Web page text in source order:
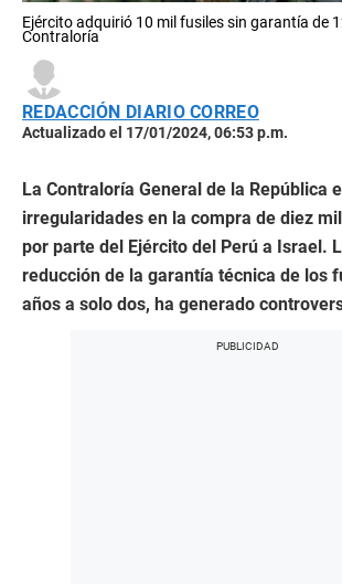
Ejército adquirió 10 mil fusiles sin garantía de
Contraloría
REDACCIÓN DIARIO CORREO
Actualizado el 17/01/2024, 06:53 p.m.
La Contraloría General de la República
irregularidades en la compra de diez
por parte del Ejército del Perú a Israel.
reducción de la garantía técnica de los
años a solo dos, ha generado